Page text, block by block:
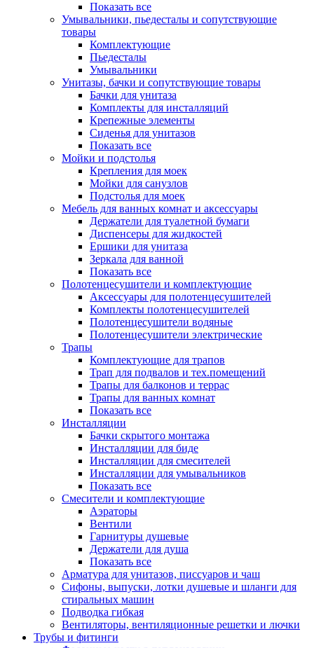
Показать все
Умывальники, пьедесталы и сопутствующие
товары
Комплектующие
Пьедесталы
Умывальники
Унитазы, бачки и сопутствующие товары
Бачки для унитаза
Комплекты для инсталляций
Крепежные элементы
Сиденья для унитазов
Показать все
Мойки и подстолья
Крепления для моек
Мойки для санузлов
Подстолья для моек
Мебель для ванных комнат и аксессуары
Держатели для туалетной бумаги
Диспенсеры для жидкостей
Ершики для унитаза
Зеркала для ванной
Показать все
Полотенцесушители и комплектующие
Аксессуары для полотенцесушителей
Комплекты полотенцесушителей
Полотенцесушители водяные
Полотенцесушители электрические
Трапы
Комплектующие для трапов
Трап для подвалов и тех.помещений
Трапы для балконов и террас
Трапы для ванных комнат
Показать все
Инсталляции
Бачки скрытого монтажа
Инсталляции для биде
Инсталляции для смесителей
Инсталляции для умывальников
Показать все
Смесители и комплектующие
Аэраторы
Вентили
Гарнитуры душевые
Держатели для душа
Показать все
Арматура для унитазов, писсуаров и чаш
Сифоны, выпуски, лотки душевые и шланги для
стиральных машин
Подводка гибкая
Вентиляторы, вентиляционные решетки и лючки
Трубы и фитинги